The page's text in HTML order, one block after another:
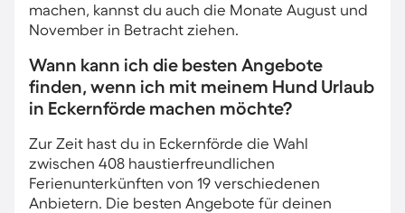
machen, kannst du auch die Monate August und
November in Betracht ziehen.
Wann kann ich die besten Angebote
finden, wenn ich mit meinem Hund Urlaub
in Eckernförde machen möchte?
Zur Zeit hast du in Eckernförde die Wahl
zwischen 408 haustierfreundlichen
Ferienunterkünften von 19 verschiedenen
Anbietern. Die besten Angebote für deinen